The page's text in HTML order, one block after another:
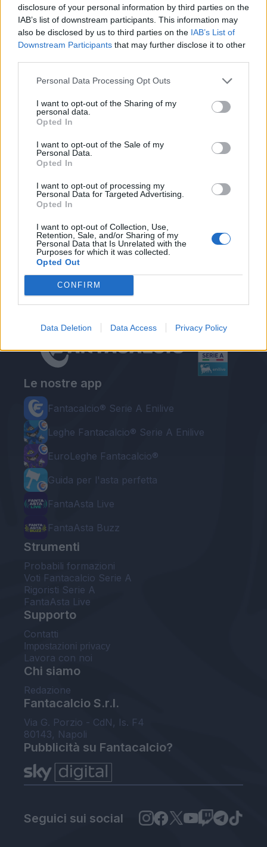
disclosure of your personal information by third parties on the
IAB’s list of downstream participants. This information may
also be disclosed by us to third parties on the IAB’s List of
Downstream Participants that may further disclose it to other
Personal Data Processing Opt Outs
I want to opt-out of the Sharing of my
personal data.
Opted In
I want to opt-out of the Sale of my
Personal Data.
Opted In
I want to opt-out of processing my
Personal Data for Targeted Advertising.
Opted In
I want to opt-out of Collection, Use,
Retention, Sale, and/or Sharing of my
Personal Data that Is Unrelated with the
Purposes for which it was collected.
Opted Out
CONFIRM
Data Deletion Data Access Privacy Policy
il Milan perché avevo doppie motivazioni.
Nonostante molti avessero criticato la
pubblicazione della mia malattia e l'aveva vista
professionalità e quella dello staff medico
dell'Empoli".
Pubblicazione
Autore
Redazione Fantacalcio.it
Le nostre app
Fantacalcio® Serie A Enilive
Leghe Fantacalcio® Serie A Enilive
EuroLeghe Fantacalcio®
Guida per l'asta perfetta
FantaAsta Live
FantaAsta Buzz
Strumenti
Probabili formazioni
Voti Fantacalcio Serie A
Rigoristi Serie A
FantaAsta Live
Supporto
Contatti
Impostazioni privacy
Lavora con noi
Chi siamo
Redazione
Fantacalcio S.r.l.
Via G. Porzio - CdN, Is. F4
80143, Napoli
Pubblicità su Fantacalcio?
Seguici sui social